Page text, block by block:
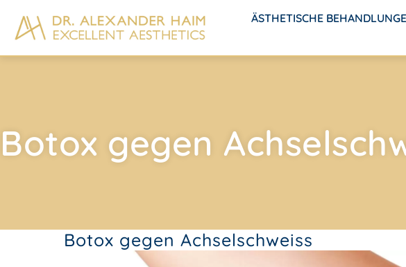
ÄSTHETISCHE
Botox gegen
Botox gegen Achselschweiss